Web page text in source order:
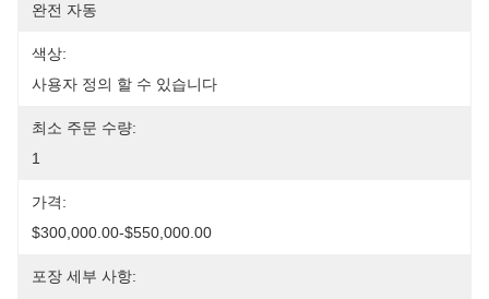
완전 자동
색상:
사용자 정의 할 수 있습니다
최소 주문 수량:
1
가격:
$300,000.00-$550,000.00
포장 세부 사항: